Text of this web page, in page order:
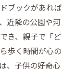
ブックがあれば
近隣の公園や河
き、親子で「ど
歩く時間が心の
、子供の好奇心